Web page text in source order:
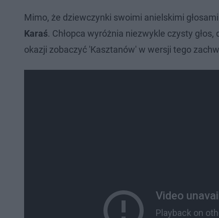
Mimo, że dziewczynki swoimi anielskimi
Karaś. Chłopca wyróżnia niezwykle czysty
okazji zobaczyć 'Kasztanów' w wersji tego